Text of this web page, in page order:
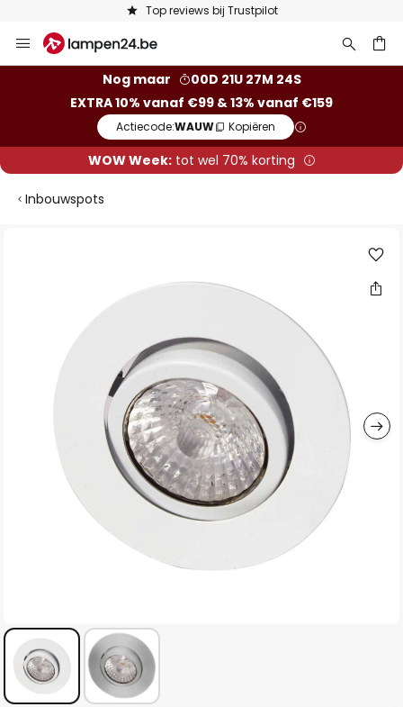
Top reviews bij Trustpilot
naar
Nog maar
00D 21U 27M 24S
EXTRA 10% vanaf €99 & 13% vanaf €159
Actiecode:WAUW Kopiëren
WOW Week:tot wel 70% korting
Inbouwspots